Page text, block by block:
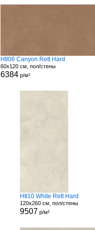
Htl06 Canyon Rett Hard
60x120 см, пол/стены
6384 р/м²
Htl10 White Rett Hard
120x260 см, пол/стены
9507 р/м²